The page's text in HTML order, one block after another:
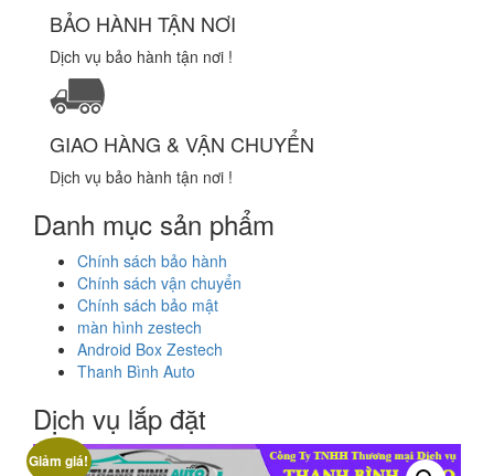
BẢO HÀNH TẬN NƠI
Dịch vụ bảo hành tận nơi !
GIAO HÀNG & VẬN CHUYỂN
Dịch vụ bảo hành tận nơi !
Danh mục sản phẩm
Chính sách bảo hành
Chính sách vận chuyển
Chính sách bảo mật
màn hình zestech
Android Box Zestech
Thanh Bình Auto
Dịch vụ lắp đặt
Giảm giá!